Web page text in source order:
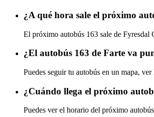
¿A qué hora sale el próximo
El próximo autobús 163 sale de
¿El autobús 163 de Farte va
Puedes seguir tu autobús en un mapa,
¿Cuándo llega el próximo
Puedes ver el horario del próximo